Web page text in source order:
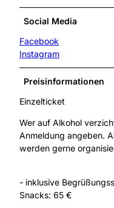
Social Media
Facebook
Instagram
Preisinformationen
Einzelticket
Wer auf Alkohol
Anmeldung angeben.
werden gerne
- inklusive
Snacks: 65 €